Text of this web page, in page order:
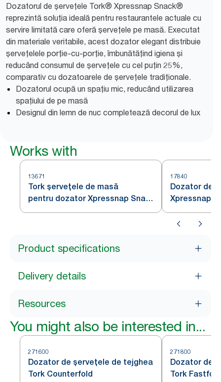
Dozatorul de șervețele Tork® Xpressnap Snack®
reprezintă soluția ideală pentru restaurantele actuale cu
servire limitată care oferă șervețele pe masă. Executat
din materiale veritabile, acest dozator elegant distribuie
șervețelele porție-cu-porție, îmbunătățind igiena și
reducând consumul de șervețele cu cel puțin 25%,
comparativ cu dozatoarele de șervețele tradiționale.
Dozatorul ocupă un spațiu mic, reducând utilizarea
spațiului de pe masă
Designul din lemn de nuc completează decorul de lux
Works with
13671
Tork șervețele de masă
pentru dozator Xpressnap Snack® Extra
Soft cu design cu frunze albe
17840
Dozator de
Xpressnap
Product specifications
Delivery details
Resources
You might also be interested in...
271600
Dozator de șervețele de tejghea
Tork Counterfold
271800
Dozator de
Tork Fastfold